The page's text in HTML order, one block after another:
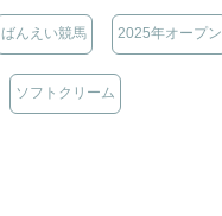
ばんえい競馬 2025年オープン
ソフトクリーム